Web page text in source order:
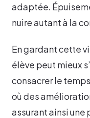
adaptée.
nuire autant à la
En gardant cette
élève peut mieux
consacrer le
où des
assurant ainsi une